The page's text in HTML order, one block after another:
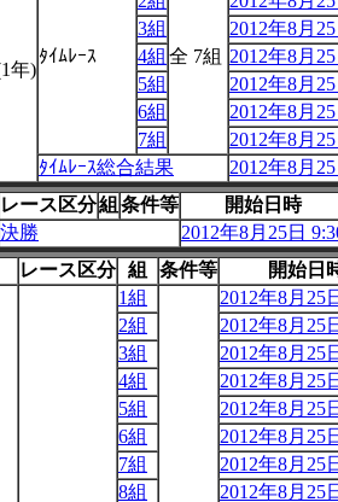
年)
ﾀｲﾑﾚｰｽ 全 7組
3組
2012年8月
4組
2012年8月
5組
2012年8月
6組
2012年8月
7組
2012年8月
ﾀｲﾑﾚｰｽ総合結果
2012年8月
レース区分組 条件等
開始日時
決勝
2012年8月25日
レース区分 組 条件等
開始日
1組
2012年8月25
2組
2012年8月25
3組
2012年8月25
4組
2012年8月25
5組
2012年8月25
6組
2012年8月25
7組
2012年8月25
8組
2012年8月25